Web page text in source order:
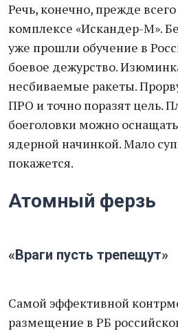
Речь, конечно, прежде
комплексе «Искандер-М».
уже прошли обучение в
боевое дежурство.
несбиваемые ракеты.
ПРО и точно поразят цель.
боеголовки можно
ядерной начинкой. Мало
покажется.
Атомный ферзь
«Враги пусть трепещут»
Самой эффективной
размещение в РБ